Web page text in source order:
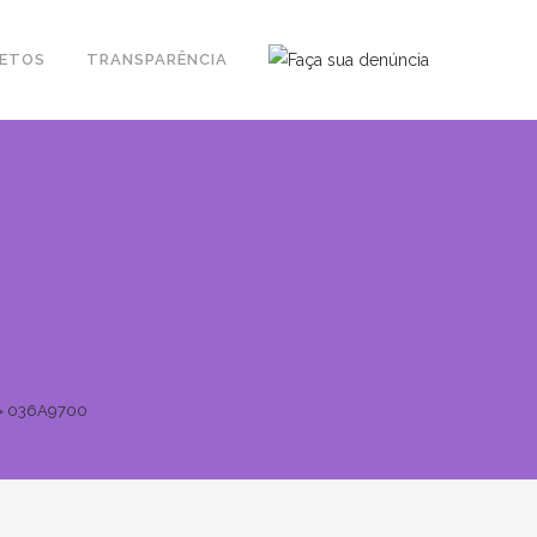
TRANSPARÊNCIA
036A9700